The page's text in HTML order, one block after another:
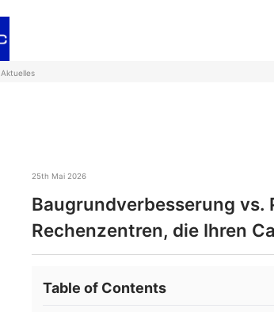
Aktuelles
25th Mai 2026
Baugrundverbesserung
Rechenzentren, die Ihren
Table of Contents